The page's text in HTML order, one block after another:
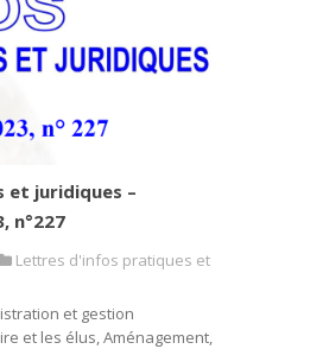
et juridiques –
n°227
Lettres d'infos pratiques et
et gestion
et les élus, Aménagement,